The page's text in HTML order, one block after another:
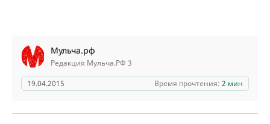
Мульча.рф
Редакция Мульча.РФ 3
19.04.2015
Время прочтения: 2 мин